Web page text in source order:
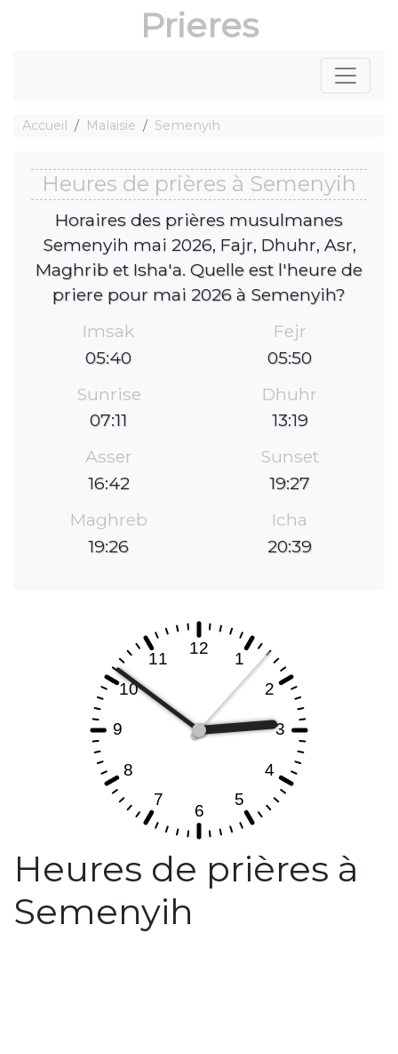
Prieres
Accueil Malaisie Semenyih
Heures de prières à Semenyih
Horaires des prières musulmanes
Semenyih mai 2026, Fajr, Dhuhr, Asr,
Maghrib et Isha'a. Quelle est l'heure de
priere pour mai 2026 à Semenyih?
Imsak
05:40
Fejr
05:50
Sunrise
07:11
Dhuhr
13:19
Asser
16:42
Sunset
19:27
Maghreb
19:26
Icha
20:39
Heures de prières à
Semenyih